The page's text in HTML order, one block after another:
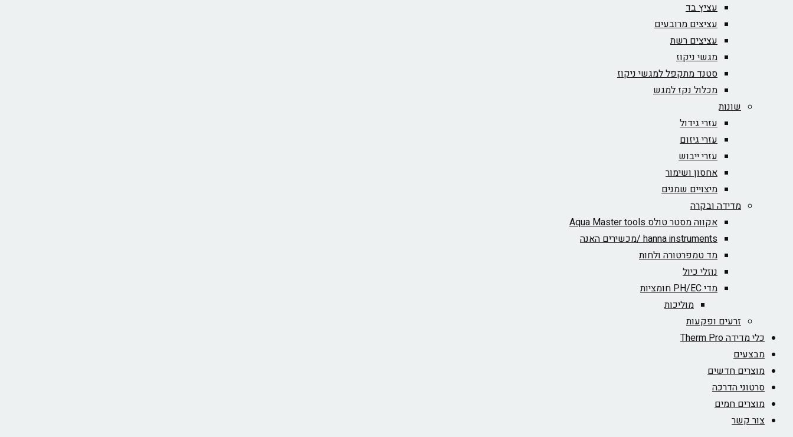
עציץ בד
עציצים מרובעים
עציצים רשת
מגשי ניקוז
סטנד מתקפל למגשי ניקוז
מכלול נקז למגש
שונות
עזרי גידול
עזרי גיזום
עזרי ייבוש
אחסון ושימור
מיצויים שמנים
מדידה ובקרה
אקווה מסטר טולס Aqua Master tools
hanna instruments /מכשירים האנה
מד טמפרטורה ולחות
נוזלי כיול
מדי PH/EC חומציות
מוליכות
זרעים ופקעות
כלי מדידה Therm Pro
מבצעים
מוצרים חדשים
סרטוני הדרכה
מוצרים חמים
צור קשר